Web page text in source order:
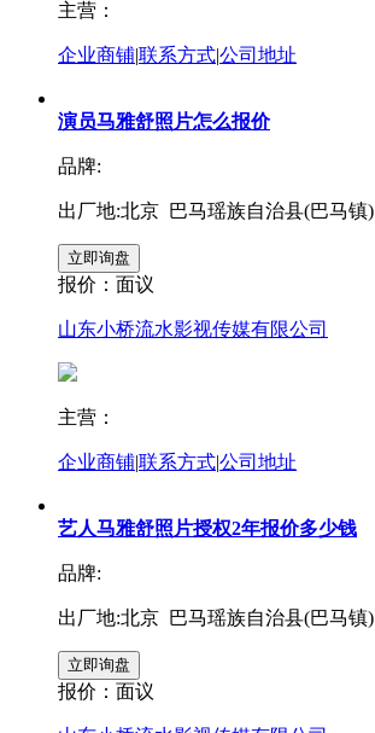
主营：
企业商铺|联系方式|公司地址
演员马雅舒照片怎么报价
品牌:
出厂地:北京 巴马瑶族自治县(巴马镇)
报价： 面议
山东小桥流水影视传媒有限公司
主营：
企业商铺|联系方式|公司地址
艺人马雅舒照片授权2年报价多少钱
品牌:
出厂地:北京 巴马瑶族自治县(巴马镇)
报价： 面议